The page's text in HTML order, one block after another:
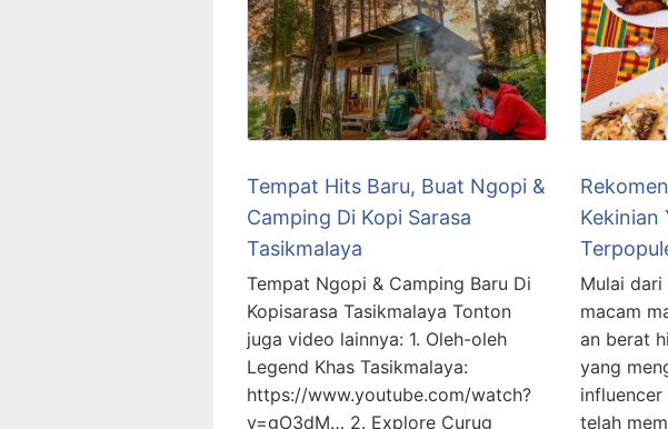
Tempat Hits Baru, Buat Ngopi &
Camping Di Kopi Sarasa
Tasikmalaya
Tempat Ngopi & Camping Baru Di
Kopisarasa Tasikmalaya Tonton
juga video lainnya: 1. Oleh-oleh
Legend Khas Tasikmalaya:
https://www.youtube.com/watch?
v=gO3dM… 2. Explore Curug
Kekinian
Mulai
macam
an berat
yang
influencer
telah